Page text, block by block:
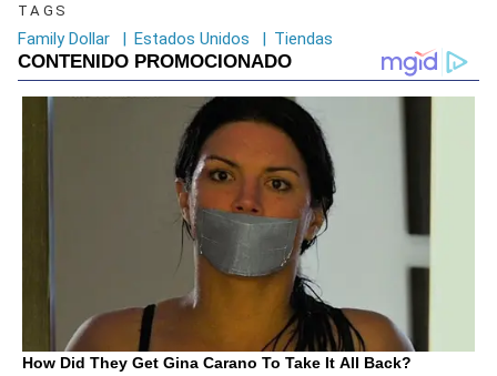
TAGS
Family Dollar | Estados Unidos | Tiendas